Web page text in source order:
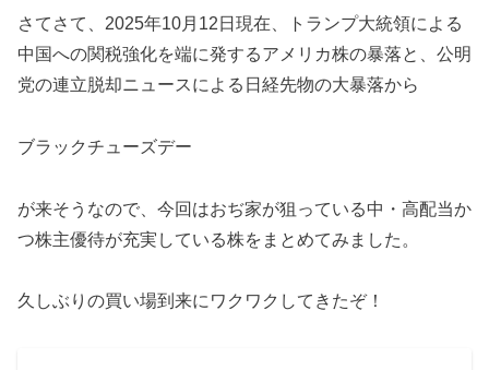
さてさて、2025年10月12日現在、トランプ大統領による
中国への関税強化を端に発するアメリカ株の暴落と、公明
党の連立脱却ニュースによる日経先物の大暴落から
ブラックチューズデー
が来そうなので、今回はおぢ家が狙っている中・高配当か
つ株主優待が充実している株をまとめてみました。
久しぶりの買い場到来にワクワクしてきたぞ！